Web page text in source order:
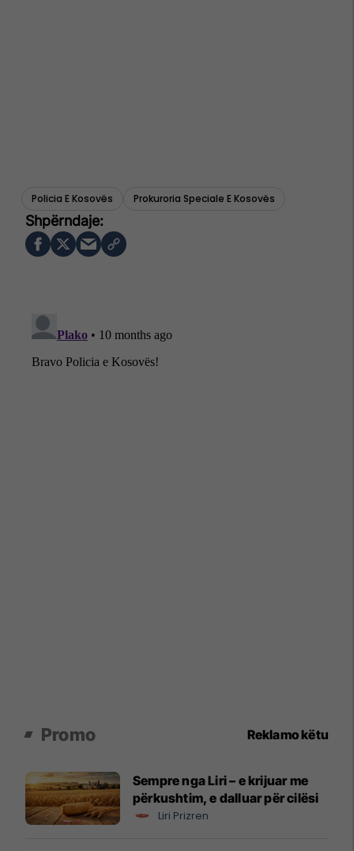
Policia E Kosovës Prokuroria Speciale E Kosovës
Promo Reklamo këtu
Sempre nga Liri – e krijuar me
përkushtim, e dalluar për cilësi
Liri Prizren